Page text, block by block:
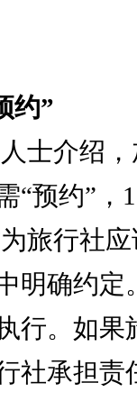
约”
士介绍
“预约”，
旅行社
明确约定
行。如果
社承担责